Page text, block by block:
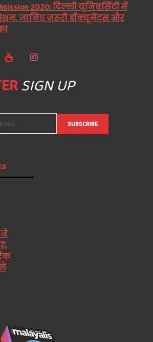
2020: दिल्ली यूनिवर्सिटी में
जानिए ज़रूरी डॉक्यूमेंट्स और
SIGN UP
ने